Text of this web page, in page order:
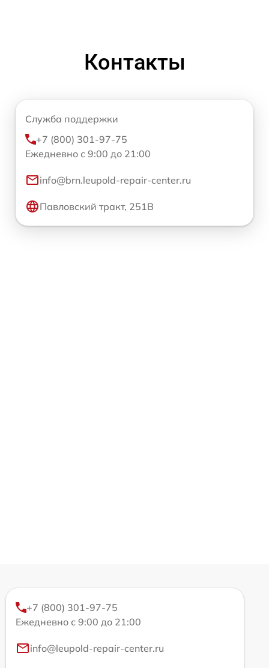
Контакты
Служба поддержки
+7 (800) 301-97-75
Ежедневно с 9:00 до 21:00
info@brn.leupold-repair-center.ru
Павловский тракт, 251В
+7 (800) 301-97-75
Ежедневно с 9:00 до 21:00
info@leupold-repair-center.ru